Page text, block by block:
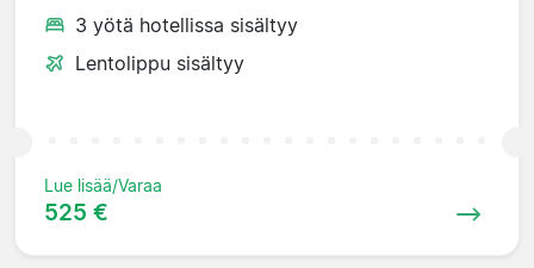
3 yötä hotellissa sisältyy
Lentolippu sisältyy
Lue lisää/Varaa
525 €